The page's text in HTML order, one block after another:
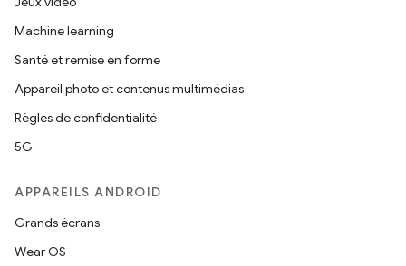
Machine learning
Santé et remise en forme
Appareil photo et contenus multimédias
Règles de confidentialité
5G
APPAREILS ANDROID
Grands écrans
Wear OS